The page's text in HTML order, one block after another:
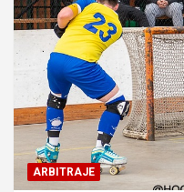
ARBITRAJE